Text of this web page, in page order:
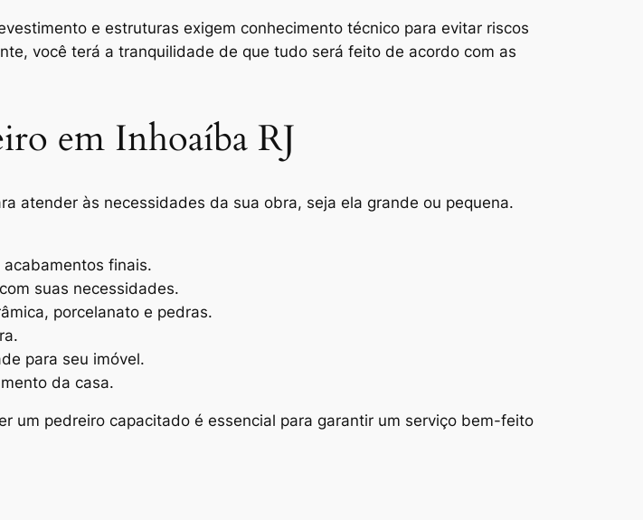
e estruturas exigem conhecimento técnico para evitar riscos
você terá a tranquilidade de que tudo será feito de acordo com as
em Inhoaíba RJ
atender às necessidades da sua obra, seja ela grande ou pequena.
finais.
suas necessidades.
porcelanato e pedras.
para seu imóvel.
da casa.
um pedreiro capacitado é essencial para garantir um serviço bem-feito